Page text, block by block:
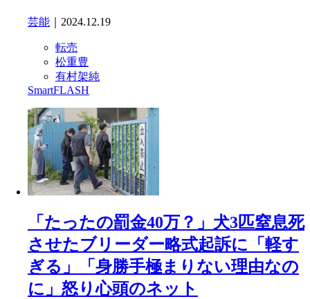
芸能 ｜2024.12.19
転売
松重豊
有村架純
SmartFLASH
「たったの罰金40万？」犬3匹窒息死
させたブリーダー略式起訴に「軽す
ぎる」「身勝手極まりない理由なの
に」怒り心頭のネット